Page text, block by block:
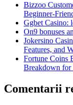
Bizzoo
Beginner-
Ggbet Casino:
On9 bonuses
Jokersino
Features, and
Fortune Coins
Breakdown for
Comentarii